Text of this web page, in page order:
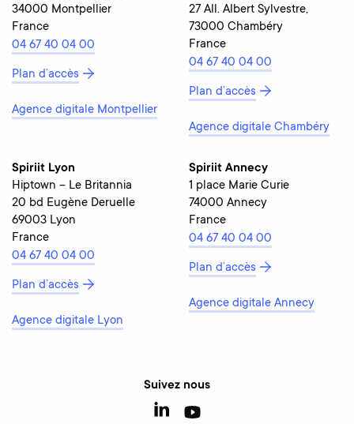
34000 Montpellier
France
04 67 40 04 00
Plan d’accès
Agence digitale Montpellier
27 All. Albert Sylvestre,
73000 Chambéry
France
04 67 40 04 00
Plan d’accès
Agence digitale Chambéry
Spiriit Lyon
Hiptown – Le Britannia
20 bd Eugène Deruelle
69003 Lyon
France
04 67 40 04 00
Plan d’accès
Agence digitale Lyon
Spiriit Annecy
1 place Marie Curie
74000 Annecy
France
04 67 40 04 00
Plan d’accès
Agence digitale Annecy
Suivez nous